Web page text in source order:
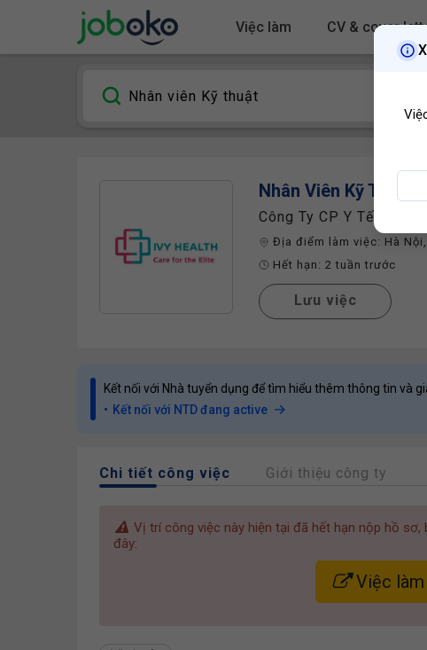
Việc làm CV & cover
Nhân Viên Kỹ Thuật
Công Ty CP Y Tế Prime
Địa điểm làm việc: Hà Nội ,
Hết hạn: 2 tuần trước
Lưu việc
Kết nối với Nhà tuyển dụng để tìm hiểu thêm thông tin và
Kết nối với NTD đang active
Chi tiết công việc Giới thiệu công ty
Vị trí công việc này hiện tại đã hết hạn nộp hồ
đây:
Việc làm